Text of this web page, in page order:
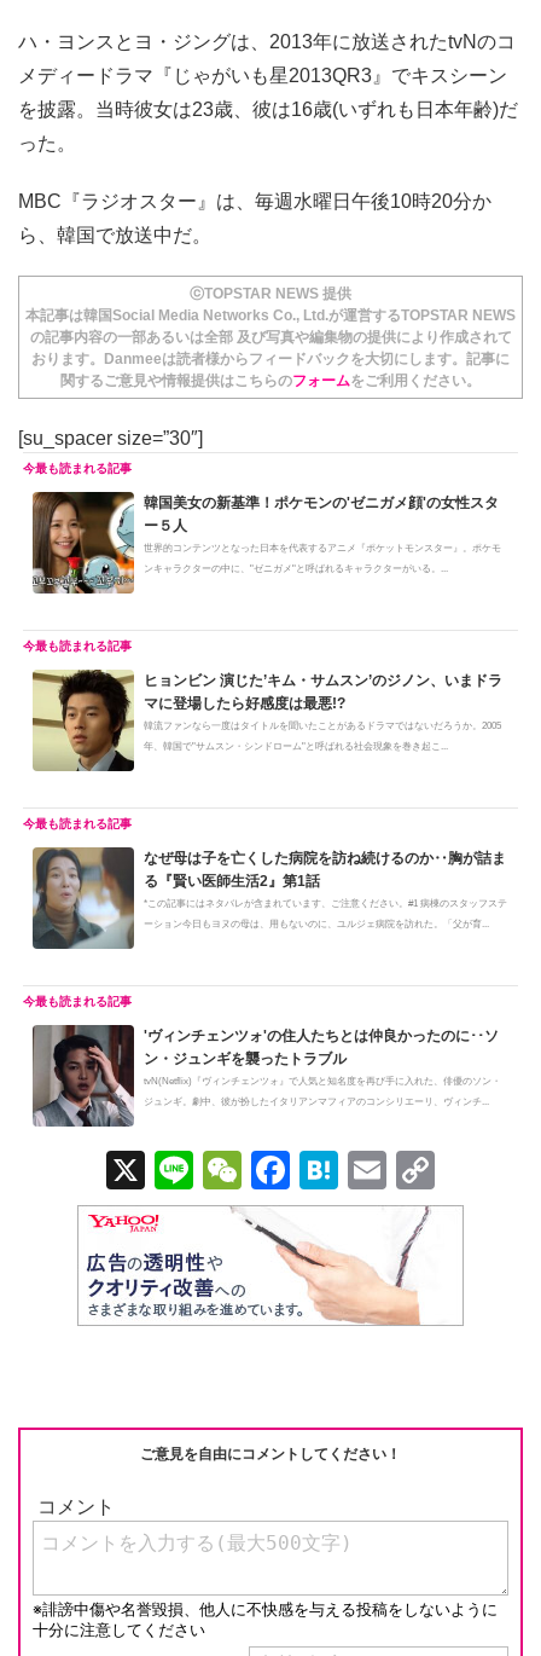
ハ・ヨンスとヨ・ジングは、2013年に放送されたtvNのコ
メディードラマ『じゃがいも星2013QR3』でキスシーン
を披露。当時彼女は23歳、彼は16歳(いずれも日本年齢)だ
った。
MBC『ラジオスター』は、毎週水曜日午後10時20分か
ら、韓国で放送中だ。
ⓒTOPSTAR NEWS 提供
本記事は韓国Social Media Networks Co., Ltd.が運営するTOPSTAR NEWS
の記事内容の一部あるいは全部 及び写真や編集物の提供により作成されて
おります。Danmeeは読者様からフィードバックを大切にします。記事に
関するご意見や情報提供はこちらのフォームをご利用ください。
[su_spacer size=”30″]
韓国美女の新基準！ポケモンの'ゼニガメ顔'の女性スタ
ー５人
世界的コンテンツとなった日本を代表するアニメ『ポケットモンスター』。ポケモ
ンキャラクターの中に、"ゼニガメ"と呼ばれるキャラクターがいる。...
ヒョンビン 演じた’キム・サムスン’のジノン、いまドラ
マに登場したら好感度は最悪!?
韓流ファンなら一度はタイトルを聞いたことがあるドラマではないだろうか。2005
年、韓国で"サムスン・シンドローム"と呼ばれる社会現象を巻き起こ...
なぜ母は子を亡くした病院を訪ね続けるのか‥胸が詰ま
る『賢い医師生活2』第1話
*この記事にはネタバレが含まれています、ご注意ください。#1 病棟のスタッフステ
ーション今日もヨヌの母は、用もないのに、ユルジェ病院を訪れた。「父が育...
'ヴィンチェンツォ'の住人たちとは仲良かったのに･･ソ
ン・ジュンギを襲ったトラブル
tvN(Netflix)『ヴィンチェンツォ』で人気と知名度を再び手に入れた、俳優のソン・
ジュンギ。劇中、彼が扮したイタリアンマフィアのコンシリエーリ、ヴィンチ...
X
Li
n
e
W
e
C
at
F
a
c
e
b
k
H
at
e
n
a
E
m
ail
o
Li
ご意見を自由にコメントしてください！